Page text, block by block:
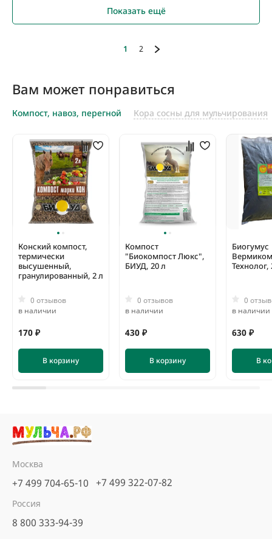
Показать ещё
1 2
Вам может понравиться
Компост, навоз, перегной Кора сосны для мульчирования
Конский компост,
термически
высушенный,
гранулированный, 2 л
0 отзывов
в наличии
170 ₽
В корзину
Компост
"Биокомпост Люкс",
БИУД, 20 л
0 отзывов
в наличии
430 ₽
В корзину
Биогумус
Технолог,
0
в наличии
630 ₽
В
Кора сосны Стандарт
5 6 отзывов
Москва
+7 499 704-65-10 +7 499 322-07-82
Россия
8 800 333-94-39